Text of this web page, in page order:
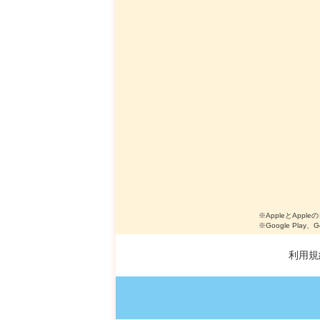
※AppleとAppleの
※Google Play、
利用